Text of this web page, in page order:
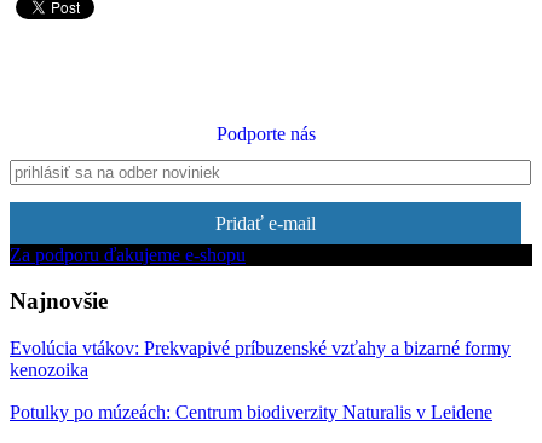
Podporte nás
Pridať e-mail
Za podporu ďakujeme e-shopu
Najnovšie
Evolúcia vtákov: Prekvapivé príbuzenské vzťahy a bizarné formy
kenozoika
Potulky po múzeách: Centrum biodiverzity Naturalis v Leidene